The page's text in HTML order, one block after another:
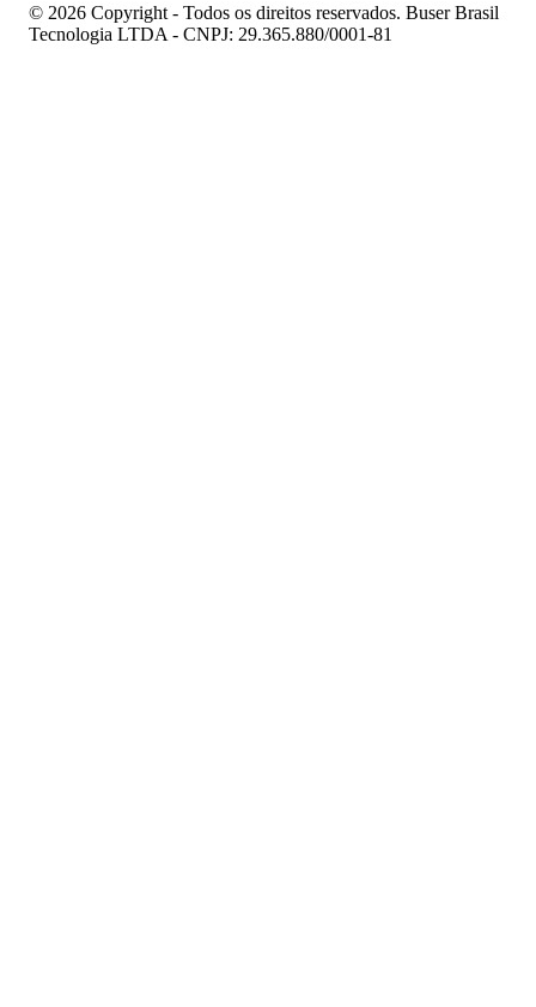
© 2026 Copyright - Todos os direitos reservados. Buser Brasil
Tecnologia LTDA - CNPJ: 29.365.880/0001-81